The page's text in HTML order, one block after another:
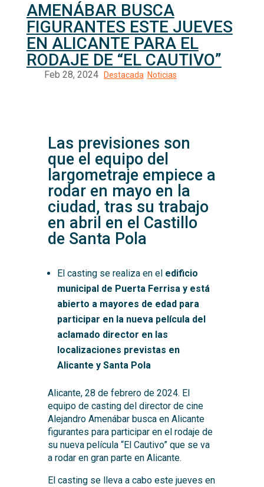
AMENÁBAR BUSCA
FIGURANTES ESTE JUEVES
EN ALICANTE PARA EL
RODAJE DE “EL CAUTIVO”
Las previsiones son
que el equipo del
largometraje empiece a
rodar en mayo en la
ciudad, tras su trabajo
en abril en el Castillo
de Santa Pola
El casting se realiza en el edificio
municipal de Puerta Ferrisa y está
abierto a mayores de edad para
participar en la nueva película del
aclamado director en las
localizaciones previstas en
Alicante y Santa Pola
Alicante, 28 de febrero de 2024. El
equipo de casting del director de cine
Alejandro Amenábar busca en Alicante
figurantes para participar en el rodaje de
su nueva película “El Cautivo” que se va
a rodar en gran parte en Alicante.
El casting se lleva a cabo este jueves en